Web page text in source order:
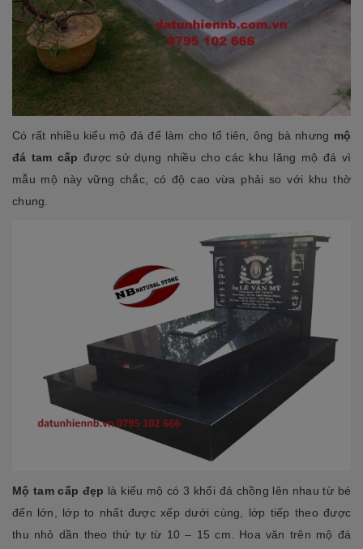
Có rất nhiều kiểu mộ đá để làm cho tổ tiên, ông bà nhưng mộ
đá tam cấp được sử dụng nhiều cho các khu lăng mộ đá vì
mẫu mộ này vững chắc, có độ cao vừa phải so với khu thờ
chung.
Mộ tam cấp đẹp là kiểu mộ có 3 khối đá chồng lên nhau từ bé
đến lớn, lớp to nhất được xếp dưới cùng, lớp tiếp theo được
thu nhỏ dần theo thứ tự từ 10 – 15 cm. Hoa văn trên mộ đá